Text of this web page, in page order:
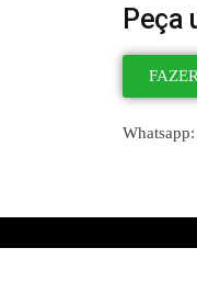
Peça
Whatsapp: